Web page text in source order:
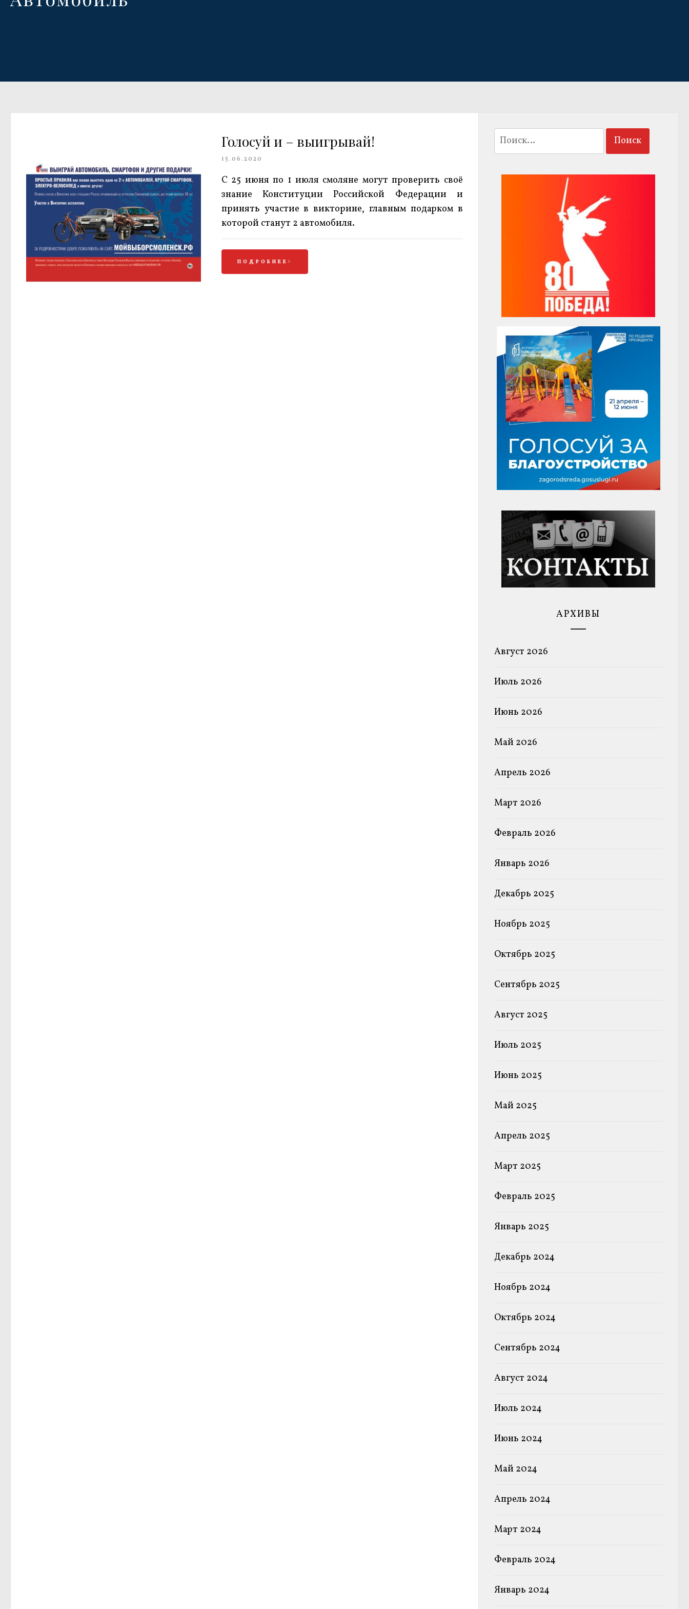
Голосуй и – выигрывай!
15.06.2020
С 25 июня по 1 июля смоляне могут проверить своё
знание Конституции Российской Федерации и
принять участие в викторине, главным подарком в
которой станут 2 автомобиля.
ПОДРОБНЕЕ
Найти:
АРХИВЫ
Август 2026
Июль 2026
Июнь 2026
Май 2026
Апрель 2026
Март 2026
Февраль 2026
Январь 2026
Декабрь 2025
Ноябрь 2025
Октябрь 2025
Сентябрь 2025
Август 2025
Июль 2025
Июнь 2025
Май 2025
Апрель 2025
Март 2025
Февраль 2025
Январь 2025
Декабрь 2024
Ноябрь 2024
Октябрь 2024
Сентябрь 2024
Август 2024
Июль 2024
Июнь 2024
Май 2024
Апрель 2024
Март 2024
Февраль 2024
Январь 2024